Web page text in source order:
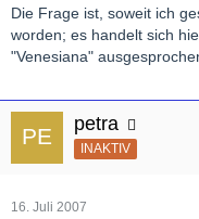
Die Frage ist, soweit ich
worden; es handelt sich
"Venesiana"
petra
INAKTIV
16. Juli 2007